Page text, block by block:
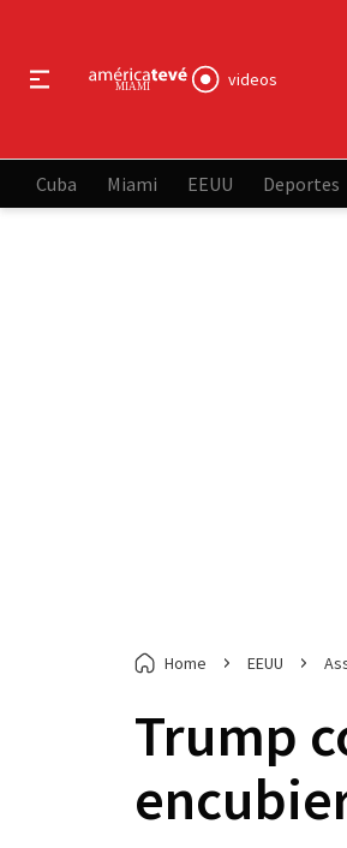
videos
Cuba Miami EEUU Deportes
Home EEUU
Trump